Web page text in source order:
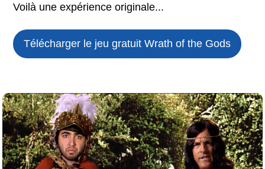
Voilà une expérience originale...
Télécharger le jeu gratuitWrath of the Gods